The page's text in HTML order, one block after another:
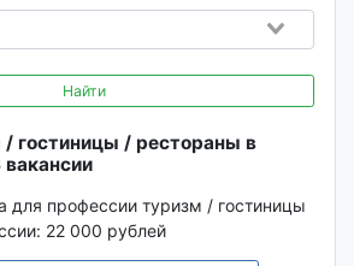
Найти
/ гостиницы / рестораны в
для профессии туризм / гостиницы
22 000 рублей